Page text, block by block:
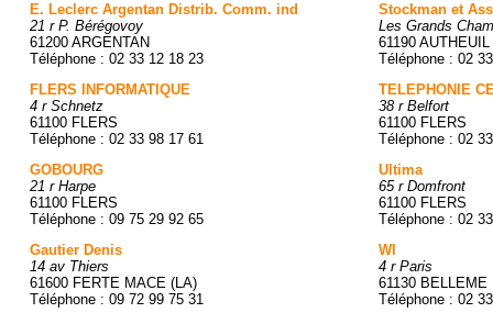
E. Leclerc Argentan Distrib. Comm. ind
21 r P. Bérégovoy
61200 ARGENTAN
Téléphone : 02 33 12 18 23
FLERS INFORMATIQUE
4 r Schnetz
61100 FLERS
Téléphone : 02 33 98 17 61
GOBOURG
21 r Harpe
61100 FLERS
Téléphone : 09 75 29 92 65
Gautier Denis
14 av Thiers
61600 FERTE MACE (LA)
Téléphone : 09 72 99 75 31
Stockman et
Les Grands
61190 AUTHEUIL
Téléphone : 02
TELEPHONIE
38 r Belfort
61100 FLERS
Téléphone : 02
Ultima
65 r Domfront
61100 FLERS
Téléphone : 02
WI
4 r Paris
61130 BELLEME
Téléphone : 02